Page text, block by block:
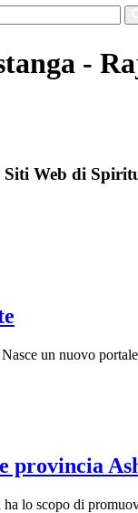
-
Web di
un nuovo
provincia
lo scopo di